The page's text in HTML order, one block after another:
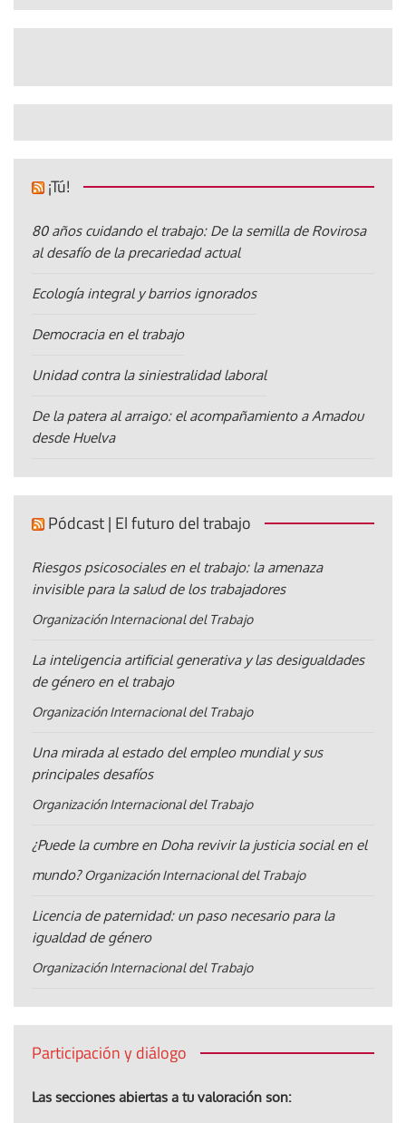
¡Tú!
80 años cuidando el trabajo: De la semilla de Rovirosa
al desafío de la precariedad actual
Ecología integral y barrios ignorados
Democracia en el trabajo
Unidad contra la siniestralidad laboral
De la patera al arraigo: el acompañamiento a Amadou
desde Huelva
Pódcast | El futuro del trabajo
Riesgos psicosociales en el trabajo: la amenaza
invisible para la salud de los trabajadores
Organización Internacional del Trabajo
La inteligencia artificial generativa y las desigualdades
de género en el trabajo
Organización Internacional del Trabajo
Una mirada al estado del empleo mundial y sus
principales desafíos
Organización Internacional del Trabajo
¿Puede la cumbre en Doha revivir la justicia social en el
mundo? Organización Internacional del Trabajo
Licencia de paternidad: un paso necesario para la
igualdad de género
Organización Internacional del Trabajo
Participación y diálogo
Las secciones abiertas a tu valoración son: